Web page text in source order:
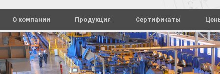
О компании Продукция Сертификаты